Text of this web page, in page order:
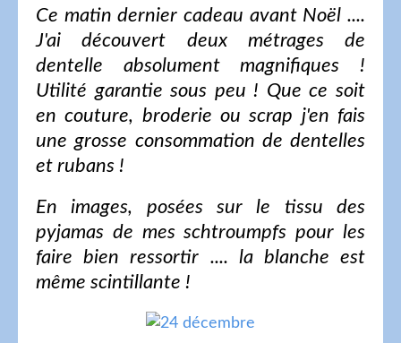
Ce matin dernier cadeau avant Noël ....
J'ai découvert deux métrages de
dentelle absolument magnifiques !
Utilité garantie sous peu ! Que ce soit
en couture, broderie ou scrap j'en fais
une grosse consommation de dentelles
et rubans !
En images, posées sur le tissu des
pyjamas de mes schtroumpfs pour les
faire bien ressortir .... la blanche est
même scintillante !